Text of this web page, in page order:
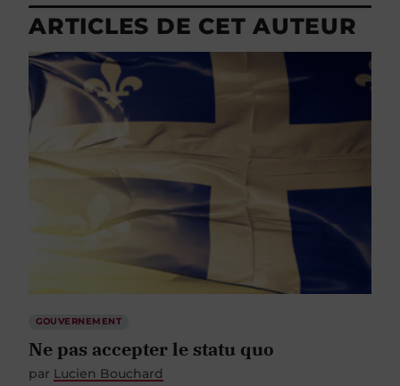
ARTICLES DE CET AUTEUR
GOUVERNEMENT
Ne pas accepter le statu quo
par Lucien Bouchard